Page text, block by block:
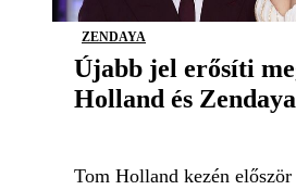
ZENDAYA
Újabb jel erősíti
Holland és
Tom Holland kezén